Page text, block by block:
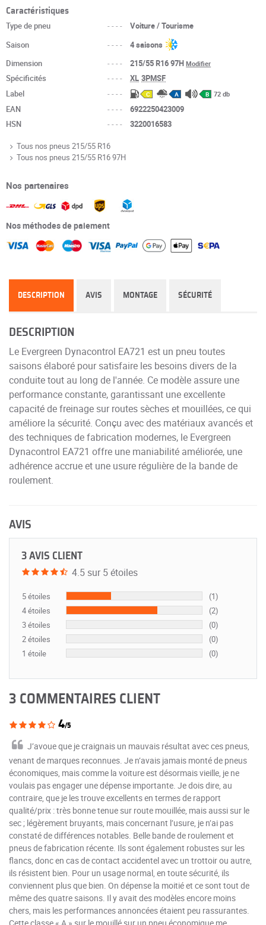
Caractéristiques
Type de pneu ----
Voiture / Tourisme
Saison
----
4 saisons
Dimension
---- 215/55 R16 97HModifier
Spécificités ---- XL 3PMSF
Label
---- C A B 72 db
EAN ----
6922250423009
HSN
---- 3220016583
Tous nos pneus 215/55 R16
Tous nos pneus 215/55 R16 97H
Nos partenaires
Nos méthodes de paiement
DESCRIPTION AVIS MONTAGE SÉCURITÉ
DESCRIPTION
Le Evergreen Dynacontrol EA721 est un pneu toutes
saisons élaboré pour satisfaire les besoins divers de la
conduite tout au long de l'année. Ce modèle assure une
performance constante, garantissant une excellente
capacité de freinage sur routes sèches et mouillées, ce qui
améliore la sécurité. Conçu avec des matériaux avancés et
des techniques de fabrication modernes, le Evergreen
Dynacontrol EA721 offre une maniabilité améliorée, une
adhérence accrue et une usure régulière de la bande de
roulement.
AVIS
3 AVIS CLIENT
4.5 sur 5 étoiles
5 étoiles
(1)
4 étoiles
(2)
3 étoiles
(0)
2 étoiles
(0)
1 étoile
(0)
3 COMMENTAIRES CLIENT
4/5
J’avoue que je craignais un mauvais résultat avec ces pneus,
venant de marques reconnues. Je n’avais jamais monté de pneus
économiques, mais comme la voiture est désormais vieille, je ne
voulais pas engager une dépense importante. Je dois dire, au
contraire, que je les trouve excellents en termes de rapport
qualité/prix : très bonne tenue sur route mouillée, mais aussi sur le
sec ; légèrement bruyants, mais concernant l’usure, je n’ai pas
constaté de différences notables. Belle bande de roulement et
pneus de fabrication récente. Ils sont également robustes sur les
flancs, donc en cas de contact accidentel avec un trottoir ou autre,
ils résistent bien. Pour un usage normal, en toute sécurité, ils
conviennent plus que bien. On dépense la moitié et ce sont tout de
même des quatre saisons. Il y avait des modèles encore moins
chers, mais les performances annoncées étaient peu rassurantes.
Cette classe « A » sur le mouillé sur un pneu économique me